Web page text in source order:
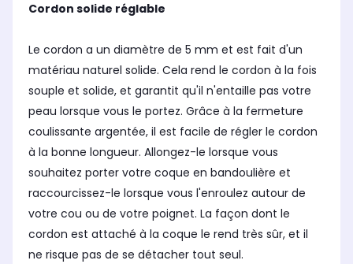
Cordon solide réglable
Le cordon a un diamètre de 5 mm et est fait d'un
matériau naturel solide. Cela rend le cordon à la fois
souple et solide, et garantit qu'il n'entaille pas votre
peau lorsque vous le portez. Grâce à la fermeture
coulissante argentée, il est facile de régler le cordon
à la bonne longueur. Allongez-le lorsque vous
souhaitez porter votre coque en bandoulière et
raccourcissez-le lorsque vous l'enroulez autour de
votre cou ou de votre poignet. La façon dont le
cordon est attaché à la coque le rend très sûr, et il
ne risque pas de se détacher tout seul.